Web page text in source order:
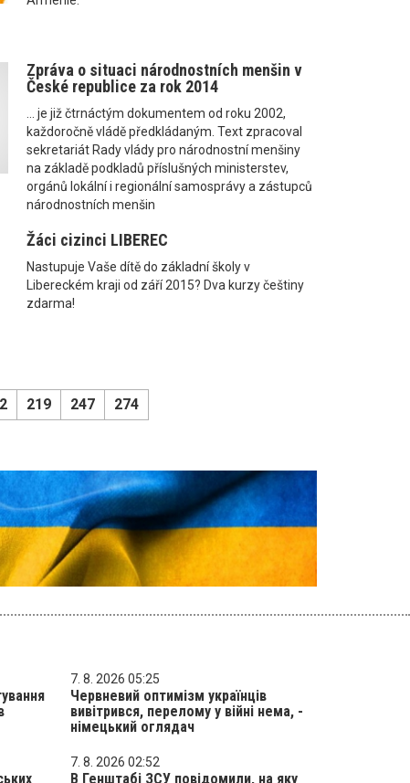
Zpráva o situaci národnostních menšin v
České republice za rok 2014
... je již čtrnáctým dokumentem od roku 2002,
každoročně vládě předkládaným. Text zpracoval
sekretariát Rady vlády pro národnostní menšiny
na základě podkladů příslušných ministerstev,
orgánů lokální i regionální samosprávy a zástupců
národnostních menšin
Žáci cizinci LIBEREC
Nastupuje Vaše dítě do základní školy v
Libereckém kraji od září 2015? Dva kurzy češtiny
zdarma!
219 247 274
7. 8. 2026 05:25
Червневий оптимізм українців
вивітрився, перелому у війні нема, -
німецький оглядач
7. 8. 2026 02:52
В Генштабі ЗСУ повідомили, на яку